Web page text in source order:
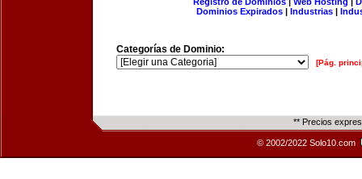
Dominios Expirados | Industrias |
Categorías de Dominio:
[Pág.
** Precios
© 2002/2022 Solo10.com